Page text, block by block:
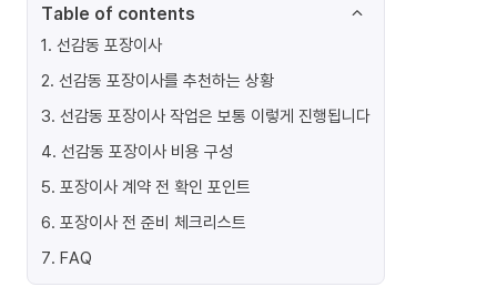
Table of contents
1. 선감동 포장이사
2. 선감동 포장이사를 추천하는 상황
3. 선감동 포장이사 작업은 보통 이렇게 진행됩니다
4. 선감동 포장이사 비용 구성
5. 포장이사 계약 전 확인 포인트
6. 포장이사 전 준비 체크리스트
7. FAQ